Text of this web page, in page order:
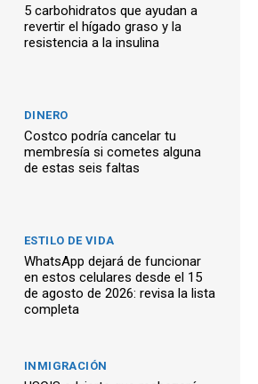
5 carbohidratos que ayudan a
revertir el hígado graso y la
resistencia a la insulina
DINERO
Costco podría cancelar tu
membresía si cometes alguna
de estas seis faltas
ESTILO DE VIDA
WhatsApp dejará de funcionar
en estos celulares desde el 15
de agosto de 2026: revisa la lista
completa
INMIGRACIÓN